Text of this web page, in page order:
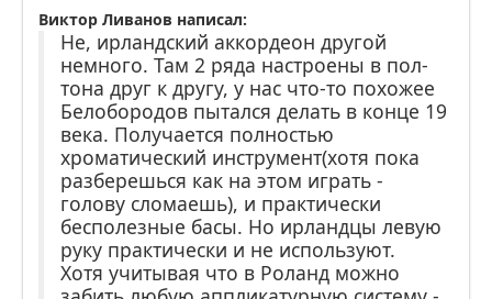
Виктор Ливанов написал:
Не, ирландский аккордеон другой
немного. Там 2 ряда настроены в пол-
тона друг к другу, у нас что-то похожее
Белобородов пытался делать в конце 19
века. Получается полностью
хроматический инструмент(хотя пока
разберешься как на этом играть -
голову сломаешь), и практически
бесполезные басы. Но ирландцы левую
руку практически и не используют.
Хотя учитывая что в Роланд можно